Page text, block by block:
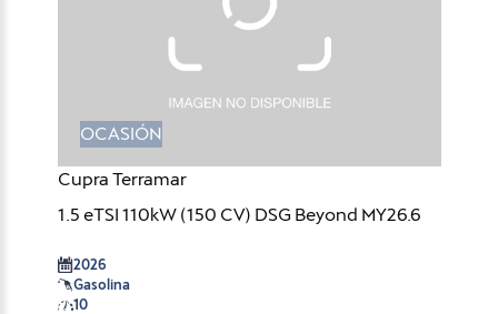
OCASIÓN
Cupra Terramar
1.5 eTSI 110kW (150 CV) DSG Beyond MY26.6
2026
Gasolina
10